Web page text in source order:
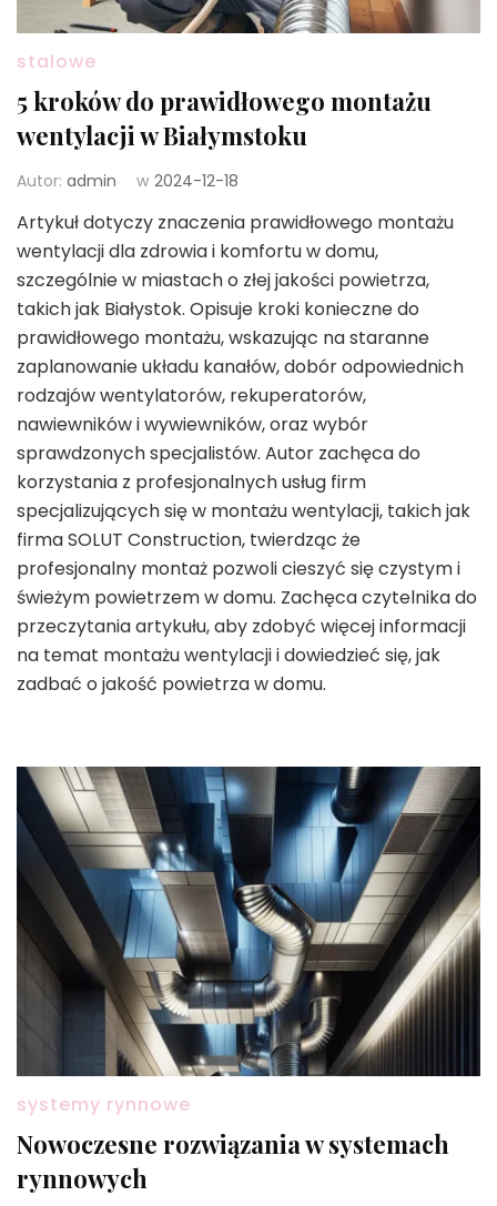
stalowe
5 kroków do prawidłowego montażu
wentylacji w Białymstoku
Autor: admin w 2024-12-18
Artykuł dotyczy znaczenia prawidłowego montażu
wentylacji dla zdrowia i komfortu w domu,
szczególnie w miastach o złej jakości powietrza,
takich jak Białystok. Opisuje kroki konieczne do
prawidłowego montażu, wskazując na staranne
zaplanowanie układu kanałów, dobór odpowiednich
rodzajów wentylatorów, rekuperatorów,
nawiewników i wywiewników, oraz wybór
sprawdzonych specjalistów. Autor zachęca do
korzystania z profesjonalnych usług firm
specjalizujących się w montażu wentylacji, takich jak
firma SOLUT Construction, twierdząc że
profesjonalny montaż pozwoli cieszyć się czystym i
świeżym powietrzem w domu. Zachęca czytelnika do
przeczytania artykułu, aby zdobyć więcej informacji
na temat montażu wentylacji i dowiedzieć się, jak
zadbać o jakość powietrza w domu.
systemy rynnowe
Nowoczesne rozwiązania w systemach
rynnowych